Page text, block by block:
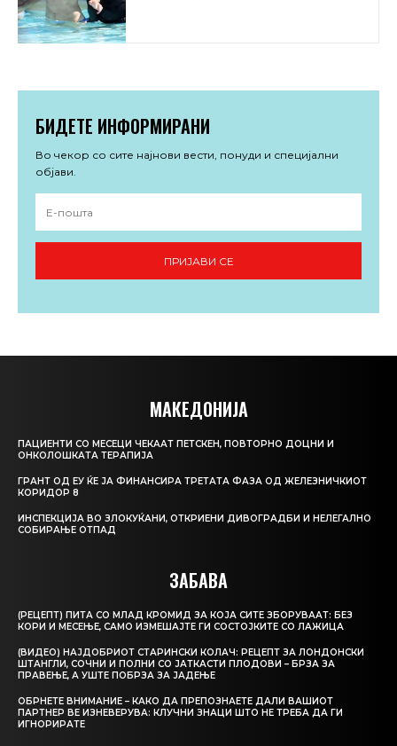
БИДЕТЕ ИНФОРМИРАНИ
Во чекор со сите најнови вести, понуди и специјални
објави.
ПРИЈАВИ СЕ
МАКЕДОНИЈА
ПАЦИЕНТИ СО МЕСЕЦИ ЧЕКААТ ПЕТСКЕН, ПОВТОРНО ДОЦНИ И
ОНКОЛОШКАТА ТЕРАПИЈА
ГРАНТ ОД ЕУ ЌЕ ЈА ФИНАНСИРА ТРЕТАТА ФАЗА ОД ЖЕЛЕЗНИЧКИОТ
КОРИДОР 8
ИНСПЕКЦИЈА ВО ЗЛОКУЌАНИ, ОТКРИЕНИ ДИВОГРАДБИ И НЕЛЕГАЛНО
СОБИРАЊЕ ОТПАД
ЗАБАВА
(РЕЦЕПТ) ПИТА СО МЛАД КРОМИД ЗА КОЈА СИТЕ ЗБОРУВААТ: БЕЗ
КОРИ И МЕСЕЊЕ, САМО ИЗМЕШАЈТЕ ГИ СОСТОЈКИТЕ СО ЛАЖИЦА
(ВИДЕО) НАЈДОБРИОТ СТАРИНСКИ КОЛАЧ: РЕЦЕПТ ЗА ЛОНДОНСКИ
ШТАНГЛИ, СОЧНИ И ПОЛНИ СО ЈАТКАСТИ ПЛОДОВИ – БРЗА ЗА
ПРАВЕЊЕ, А УШТЕ ПОБРЗА ЗА ЈАДЕЊЕ
ОБРНЕТЕ ВНИМАНИЕ – КАКО ДА ПРЕПОЗНАЕТЕ ДАЛИ ВАШИОТ
ПАРТНЕР ВЕ ИЗНЕВЕРУВА: КЛУЧНИ ЗНАЦИ ШТО НЕ ТРЕБА ДА ГИ
ИГНОРИРАТЕ